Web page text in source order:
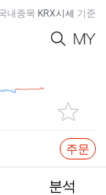
내종목 KRX시세 기준
주문
분석